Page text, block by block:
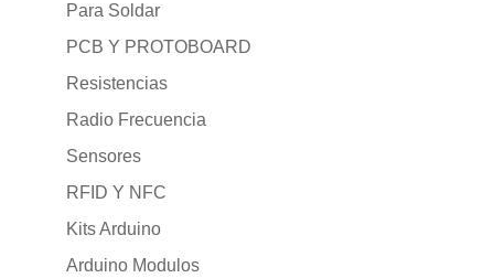
Para Soldar
PCB Y PROTOBOARD
Resistencias
Radio Frecuencia
Sensores
RFID Y NFC
Kits Arduino
Arduino Modulos